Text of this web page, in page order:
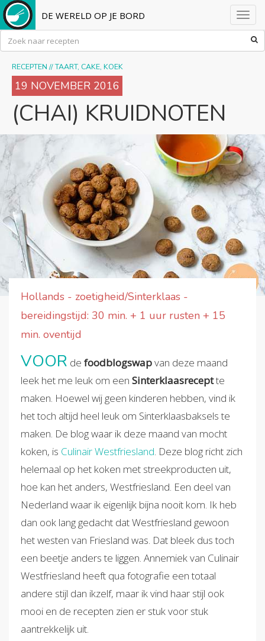
DE WERELD OP JE BORD
RECEPTEN //TAART, CAKE, KOEK
19 NOVEMBER 2016
(CHAI) KRUIDNOTEN
Hollands - zoetigheid/Sinterklaas -
bereidingstijd: 30 min. + 1 uur rusten + 15
min. oventijd
VOOR de foodblogswapvan deze maand
leek het me leuk om een Sinterklaasreceptte
maken. Hoewel wij geen kinderen hebben, vind ik
het toch altijd heel leuk om Sinterklaasbaksels te
maken. De blog waar ik deze maand van mocht
koken, is Culinair Westfriesland. Deze blog richt zich
helemaal op het koken met streekproducten uit,
hoe kan het anders, Westfriesland. Een deel van
Nederland waar ik eigenlijk bijna nooit kom. Ik heb
dan ook lang gedacht dat Westfriesland gewoon
het westen van Friesland was. Dat bleek dus toch
een beetje anders te liggen. Annemiek van Culinair
Westfriesland heeft qua fotografie een totaal
andere stijl dan ikzelf, maar ik vind haar stijl ook
mooi en de recepten zien er stuk voor stuk
aantrekkelijk uit.